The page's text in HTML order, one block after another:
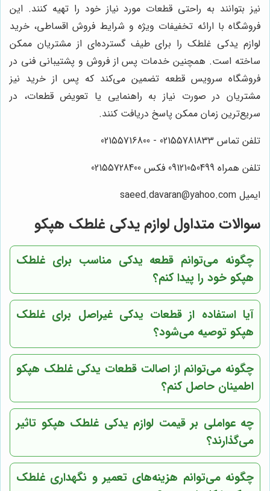
نیز بتوانند به راحتی قطعات مورد نیاز خود را تهیه کنند. این
فروشگاه با ارائه تخفیفات ویژه و شرایط فروش اقساطی، خرید
لوازم یدکی غلطک را برای طیف گسترده‌ای از مشتریان ممکن
ساخته است. همچنین خدمات پس از فروش و پشتیبانی فنی در
فروشگاه سرویس قطعه تضمین می‌کند که پس از خرید نیز
مشتریان در صورت نیاز به راهنمایی یا تعویض قطعات، در
سریع‌ترین زمان ممکن پاسخ دریافت کنند.
تلفن تماس 02155781833 - 02155716800
تلفن همراه 09121050499 فکس 02155728400
ایمیل saeed.davaran@yahoo.com
سوالات متداول لوازم یدکی غلطک هپکو
چگونه می‌توانم قطعه یدکی مناسب برای غلطک
هپکو خود را پیدا کنم؟
آیا استفاده از قطعات یدکی غیراصل برای غلطک
هپکو توصیه می‌شود؟
چگونه می‌توانم از اصالت قطعات یدکی غلطک هپکو
اطمینان حاصل کنم؟
چه عواملی بر قیمت لوازم یدکی غلطک هپکو تاثیر
می‌گذارند؟
چگونه می‌توانم هزینه‌های تعمیر و نگهداری غلطک